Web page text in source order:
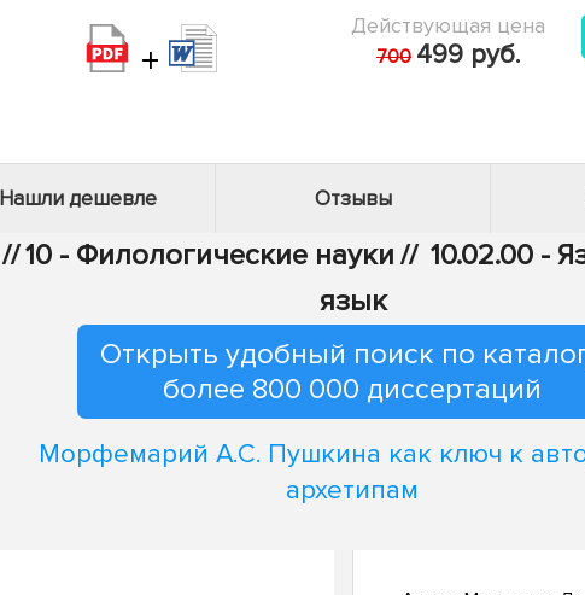
+
Действующая цена
700 499 руб.
Нашли дешевле Отзывы
//10 - Филологические науки // 10.02.00 -
язык
Открыть удобный поиск по
более 800 000 диссертаций
Морфемарий А.С. Пушкина как ключ к
архетипам